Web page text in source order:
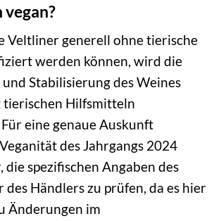
vegan?
Veltliner generell ohne tierische
werden können, wird die
Stabilisierung des Weines
tierischen Hilfsmitteln
eine genaue Auskunft
des Jahrgangs 2024
die spezifischen Angaben des
des Händlers zu prüfen, da es hier
Änderungen im